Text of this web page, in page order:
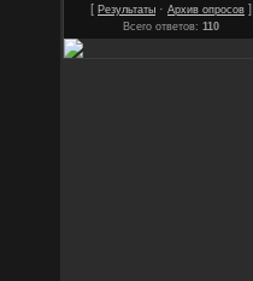
[ Результаты · Архив опросов ]
Всего ответов: 110